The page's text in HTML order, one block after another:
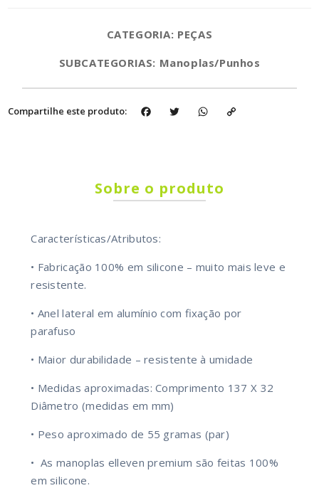
CATEGORIA: PEÇAS
SUBCATEGORIAS: Manoplas/Punhos
Compartilhe este produto: FacebookTwitter WhatsApp
Sobre o produto
Características/Atributos:
• Fabricação 100% em silicone – muito mais leve e
resistente.
• Anel lateral em alumínio com fixação por
parafuso
• Maior durabilidade – resistente à umidade
• Medidas aproximadas: Comprimento 137 X 32
Diâmetro (medidas em mm)
• Peso aproximado de 55 gramas (par)
• As manoplas elleven premium são feitas 100%
em silicone.